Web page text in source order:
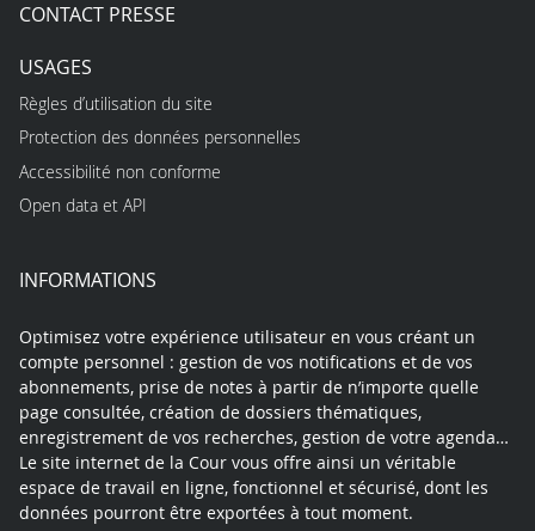
CONTACT PRESSE
USAGES
Règles d’utilisation du site
Protection des données personnelles
Accessibilité non conforme
Open data et API
INFORMATIONS
Optimisez votre expérience utilisateur en vous créant un
compte personnel : gestion de vos notifications et de vos
abonnements, prise de notes à partir de n’importe quelle
page consultée, création de dossiers thématiques,
enregistrement de vos recherches, gestion de votre agenda…
Le site internet de la Cour vous offre ainsi un véritable
espace de travail en ligne, fonctionnel et sécurisé, dont les
données pourront être exportées à tout moment.